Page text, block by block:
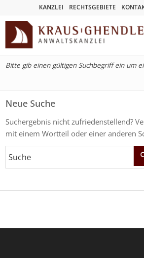
KANZLEI RECHTSGEBIETE
Bitte gib einen gültigen Suchbegriff ein um
Neue Suche
Suchergebnis nicht zufriedenstellend?
mit einem Wortteil oder einer anderen